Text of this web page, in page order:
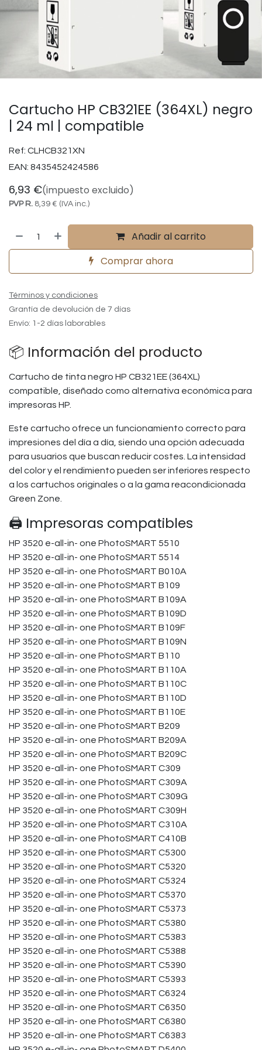
Cartucho HP CB321EE (364XL) negro
| 24 ml | compatible
Ref: CLHCB321XN
EAN: 8435452424586
6,93 €(impuesto excluido)
PVP R. 8,39 € (IVA inc.)
Añadir al carrito
Comprar ahora
Términos y condiciones
Grantía de devolución de 7 días
Envío: 1-2 días laborables
📦 Información del producto
Cartucho de tinta negro HP CB321EE (364XL)
compatible, diseñado como alternativa económica para
impresoras HP.
Este cartucho ofrece un funcionamiento correcto para
impresiones del día a día, siendo una opción adecuada
para usuarios que buscan reducir costes. La intensidad
del color y el rendimiento pueden ser inferiores respecto
a los cartuchos originales o a la gama reacondicionada
Green Zone.
🖨️ Impresoras compatibles
HP 3520 e-all-in- one PhotoSMART 5510
HP 3520 e-all-in- one PhotoSMART 5514
HP 3520 e-all-in- one PhotoSMART B010A
HP 3520 e-all-in- one PhotoSMART B109
HP 3520 e-all-in- one PhotoSMART B109A
HP 3520 e-all-in- one PhotoSMART B109D
HP 3520 e-all-in- one PhotoSMART B109F
HP 3520 e-all-in- one PhotoSMART B109N
HP 3520 e-all-in- one PhotoSMART B110
HP 3520 e-all-in- one PhotoSMART B110A
HP 3520 e-all-in- one PhotoSMART B110C
HP 3520 e-all-in- one PhotoSMART B110D
HP 3520 e-all-in- one PhotoSMART B110E
HP 3520 e-all-in- one PhotoSMART B209
HP 3520 e-all-in- one PhotoSMART B209A
HP 3520 e-all-in- one PhotoSMART B209C
HP 3520 e-all-in- one PhotoSMART C309
HP 3520 e-all-in- one PhotoSMART C309A
HP 3520 e-all-in- one PhotoSMART C309G
HP 3520 e-all-in- one PhotoSMART C309H
HP 3520 e-all-in- one PhotoSMART C310A
HP 3520 e-all-in- one PhotoSMART C410B
HP 3520 e-all-in- one PhotoSMART C5300
HP 3520 e-all-in- one PhotoSMART C5320
HP 3520 e-all-in- one PhotoSMART C5324
HP 3520 e-all-in- one PhotoSMART C5370
HP 3520 e-all-in- one PhotoSMART C5373
HP 3520 e-all-in- one PhotoSMART C5380
HP 3520 e-all-in- one PhotoSMART C5383
HP 3520 e-all-in- one PhotoSMART C5388
HP 3520 e-all-in- one PhotoSMART C5390
HP 3520 e-all-in- one PhotoSMART C5393
HP 3520 e-all-in- one PhotoSMART C6324
HP 3520 e-all-in- one PhotoSMART C6350
HP 3520 e-all-in- one PhotoSMART C6380
HP 3520 e-all-in- one PhotoSMART C6383